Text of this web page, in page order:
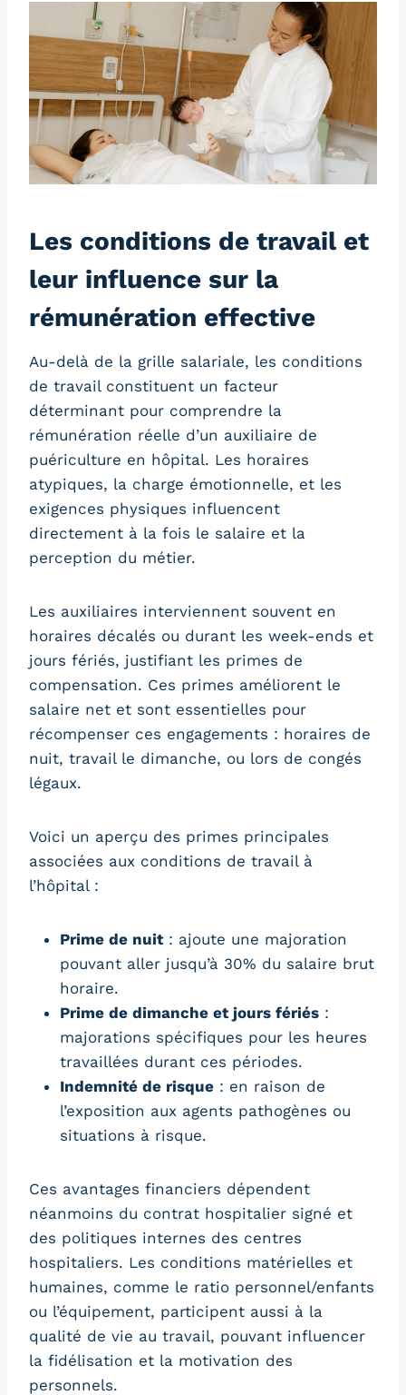
Les conditions de travail et
leur influence sur la
rémunération effective
Au-delà de la grille salariale, les conditions
de travail constituent un facteur
déterminant pour comprendre la
rémunération réelle d’un auxiliaire de
puériculture en hôpital. Les horaires
atypiques, la charge émotionnelle, et les
exigences physiques influencent
directement à la fois le salaire et la
perception du métier.
Les auxiliaires interviennent souvent en
horaires décalés ou durant les week-ends et
jours fériés, justifiant les primes de
compensation. Ces primes améliorent le
salaire net et sont essentielles pour
récompenser ces engagements : horaires de
nuit, travail le dimanche, ou lors de congés
légaux.
Voici un aperçu des primes principales
associées aux conditions de travail à
l’hôpital :
Prime de nuit: ajoute une majoration
pouvant aller jusqu’à 30% du salaire brut
horaire.
Prime de dimanche et jours fériés :
majorations spécifiques pour les heures
travaillées durant ces périodes.
Indemnité de risque : en raison de
l’exposition aux agents pathogènes ou
situations à risque.
Ces avantages financiers dépendent
néanmoins du contrat hospitalier signé et
des politiques internes des centres
hospitaliers. Les conditions matérielles et
humaines, comme le ratio personnel/enfants
ou l’équipement, participent aussi à la
qualité de vie au travail, pouvant influencer
la fidélisation et la motivation des
personnels.